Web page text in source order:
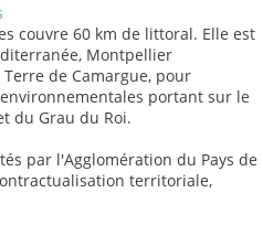
couvre 60 km de littoral. Elle est
Montpellier
de Camargue, pour
portant sur le
du Grau du Roi.
par l'Agglomération du Pays de
territoriale,